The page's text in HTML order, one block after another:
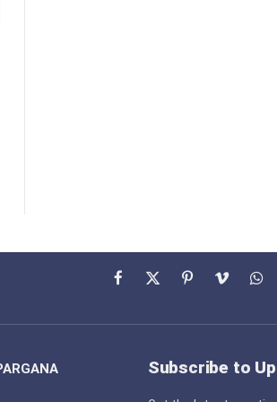
Facebook
X
PinterestVimeo
Subscribe to